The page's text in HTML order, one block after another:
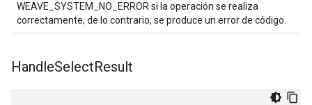
WEAVE_SYSTEM_NO_ERROR si la operación se realiza
correctamente; de lo contrario, se produce un error de código.
HandleSelectResult